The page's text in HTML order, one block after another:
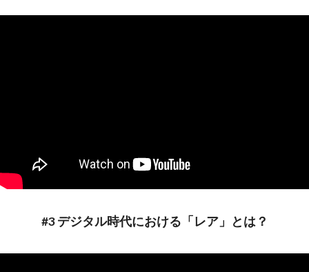
#3 デジタル時代における「レア」とは？